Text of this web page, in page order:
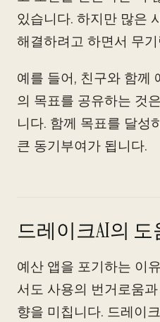
있습니다. 하지만 많은
해결하려고 하면서 무
예를 들어, 친구와 함께
의 목표를 공유하는 것
니다. 함께 목표를 달성
큰 동기부여가 됩니다.
드레이크AI의
예산 앱을 포기하는 이
서도 사용의 번거로움
향을 미칩니다. 드레이